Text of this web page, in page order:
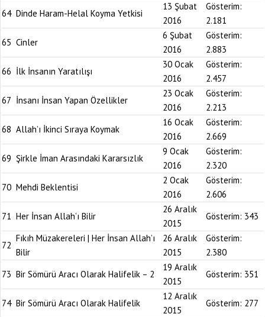
64 Dinde Haram-Helal Koyma Yetkisi
13 Şubat
2016
Gösterim:
2.181
65 Cinler
6 Şubat
2016
Gösterim:
2.883
66 İlk İnsanın Yaratılışı
30 Ocak
2016
Gösterim:
2.457
67 İnsanı İnsan Yapan Özellikler
23 Ocak
2016
Gösterim:
2.213
68 Allah’ı İkinci Sıraya Koymak
16 Ocak
2016
Gösterim:
2.669
69 Şirkle İman Arasındaki Kararsızlık
9 Ocak
2016
Gösterim:
2.320
70 Mehdi Beklentisi
2 Ocak
2016
Gösterim:
2.606
71 Her İnsan Allah’ı Bilir
26 Aralık
2015
Gösterim: 343
72
Fıkıh Müzakereleri | Her İnsan Allah’ı
Bilir
26 Aralık
2015
Gösterim:
2.380
73 Bir Sömürü Aracı Olarak Halifelik – 2
19 Aralık
2015
Gösterim: 351
74 Bir Sömürü Aracı Olarak Halifelik
12 Aralık
2015
Gösterim: 277